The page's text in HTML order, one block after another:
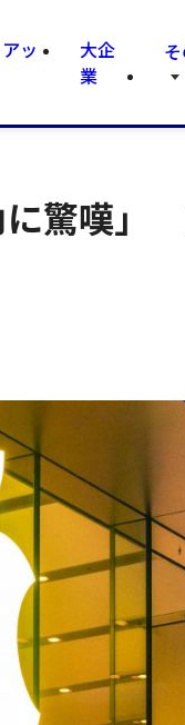
ッ
大企
業
に驚嘆」